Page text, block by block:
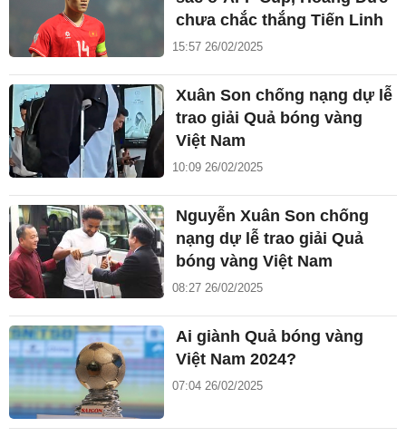
chưa chắc thắng Tiến Linh
15:57 26/02/2025
Xuân Son chống nạng dự lễ
trao giải Quả bóng vàng
Việt Nam
10:09 26/02/2025
Nguyễn Xuân Son chống
nạng dự lễ trao giải Quả
bóng vàng Việt Nam
08:27 26/02/2025
Ai giành Quả bóng vàng
Việt Nam 2024?
07:04 26/02/2025